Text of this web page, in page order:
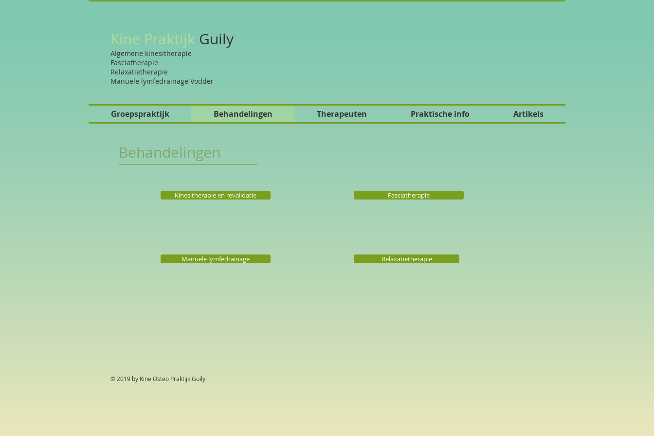
Kine Praktijk Guily
Algemene kinesitherapie
Fasciatherapie
Relaxatietherapie
Manuele lymfedrainage Vodder
Groepspraktijk Behandelingen Therapeuten Praktische info Artikels
Behandelingen
Kinesitherapie en revalidatie Fasciatherapie
Manuele lymfedrainage Relaxatietherapie
© 2019 by Kine Osteo Praktijk Guily